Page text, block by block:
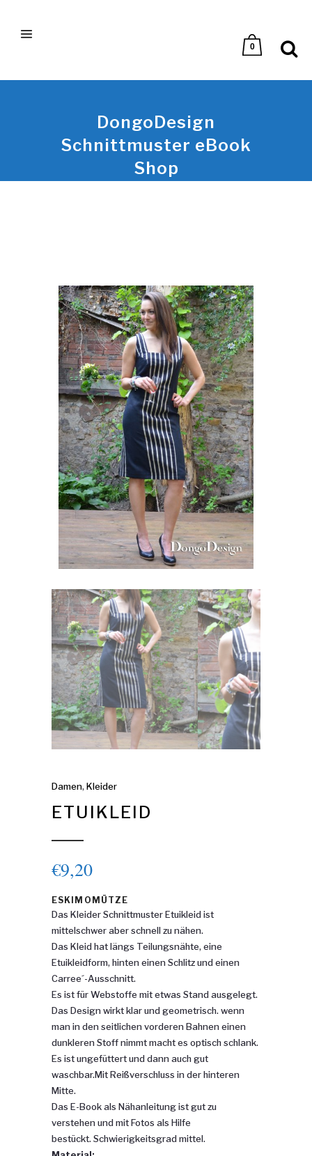
0
DongoDesign
Schnittmuster eBook
Shop
Damen, Kleider
ETUIKLEID
€9,20
ESKIMOMÜTZE
Das Kleider Schnittmuster Etuikleid ist
mittelschwer aber schnell zu nähen.
Das Kleid hat längs Teilungsnähte, eine
Etuikleidform, hinten einen Schlitz und einen
Carree´-Ausschnitt.
Es ist für Webstoffe mit etwas Stand ausgelegt.
Das Design wirkt klar und geometrisch. wenn
man in den seitlichen vorderen Bahnen einen
dunkleren Stoff nimmt macht es optisch schlank.
Es ist ungefüttert und dann auch gut
waschbar.Mit Reißverschluss in der hinteren
Mitte.
Das E-Book als Nähanleitung ist gut zu
verstehen und mit Fotos als Hilfe
bestückt. Schwierigkeitsgrad mittel.